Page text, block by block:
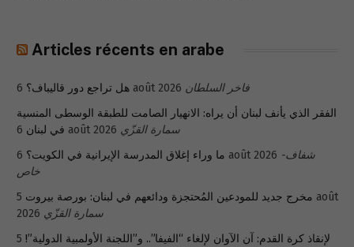
Articles récents en arabe
هل تراجع دور قاليباف؟ 6 août 2026 فاخر السلطان
الفقر الذي يأنف لبنان أن يراه: الانهيار الصامت للطبقة الوسطى المنسية
في لبنان 6 août 2026 سمارة القزّي
ما وراء إغلاق المدرسة الإيرانية في الكويت؟ 6 août 2026 شفاف-
خاص
مخرج جديد للمودعين المُحتجزة ودائعهم في لبنان: بورصة بيروت 5 août
2026 سمارة القزّي
لإنقاذ كرة القدم: آن الآوان لإلغاء “الفيفا”.. و”اللجنة الأولمبية الدولية”! 5